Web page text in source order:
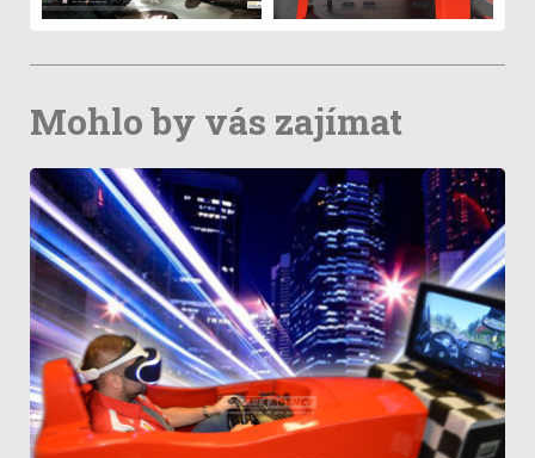
Mohlo by vás zajímat